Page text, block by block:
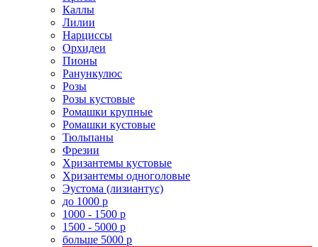
Каллы
Лилии
Нарциссы
Орхидеи
Пионы
Ранункулюс
Розы
Розы кустовые
Ромашки крупные
Ромашки кустовые
Тюльпаны
Фрезии
Хризантемы кустовые
Хризантемы одноголовые
Эустома (лизиантус)
до 1000 р
1000 - 1500 р
1500 - 5000 р
больше 5000 р